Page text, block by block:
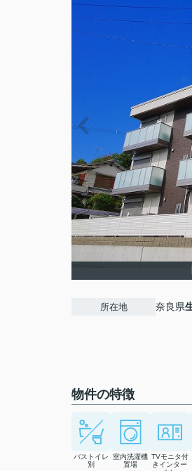
所在地 奈良県
物件の特徴
バストイレ
別
室内洗濯機
置場
TVモニタ付
きインター